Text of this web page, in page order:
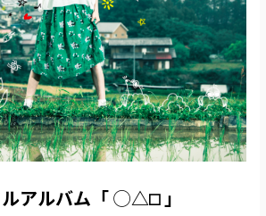
アルバム「 ◯△⬜︎ 」